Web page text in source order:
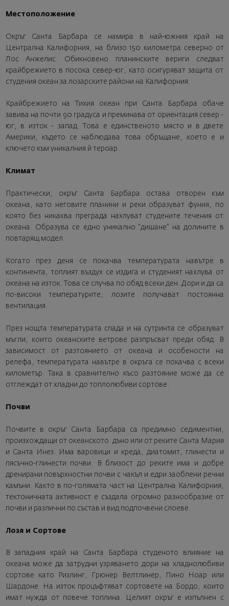
Местоположение
Окръг Санта Барбара се намира в най-южния край на
Централна Калифорния, на близо 150 километра северно от
Лос Анжелис. Обикновено планинските вериги следват
крайбрежието в посока север-юг, като осигуряват защита от
студения океан за лозарските райони на Калифорния.
Крайбрежието на Тихия океан при Санта Барбара обаче
завива на почти 90 градуса и преминава от ориентация север -
юг, в изток - запад. Това е единственото място и в двете
Америки, където се наблюдава това обръщане, което е и
ключето към уникалния й тероар.
Климат
Практически, окръг Санта Барбара остава отворен към
океана, като неговите планини и реки образуват фуния, по
която без никаква преграда нахлуват студените течения от
океана. Образува се едно уникално “дишане” на долините в
повтарящ модел.
Когато през деня се покачва температурата навътре в
континента, топлият въздух се издига и студеният нахлува от
океана на изток. Това се случва по обяд всеки ден. Дори и да са
по-високи температурите, лозите получават постоянна
вентилация.
През нощта температурата спада и на сутринта се образуват
мъгли, които океанските ветрове разпръсват преди обяд. В
зависимост от разтоянието от океана и особености на
релефа, температурата навътре в окръга се покачва с всеки
километър. Така в сравнително късо разтояние може да се
отглеждат от хладни до топлолюбиви сортове.
Почви
Почвите в окръг Санта Барбара са предимно седиментни,
произхождащи от океанското дъно или от реките Санта Мария
и Санта Инез. Има варовици и креда, диатомит, глинести и
пясъчно-глинести почви. В близост до реките има и добре
дренирани повърхностни почви с чакъл и едри заоблени речни
камъни. Както в по-голямата част на Централна Калифорния,
тектоничната активност е създала огромно разнообразие от
почви и различни по състав и вид подпочвени слоеве.
Лозя и Сортове
В западния край на Санта Барбара студеното влияние на
океана може да затрудни узряването дори на хладнолюбиви
сортове като Ризлинг, Грюнер Велтлинер, Пино Ноар или
Шардоне. На изток процъфтяват сортовете на Бордо, които
имат нужда от повече топлина. Целият окръг е изпълнен с